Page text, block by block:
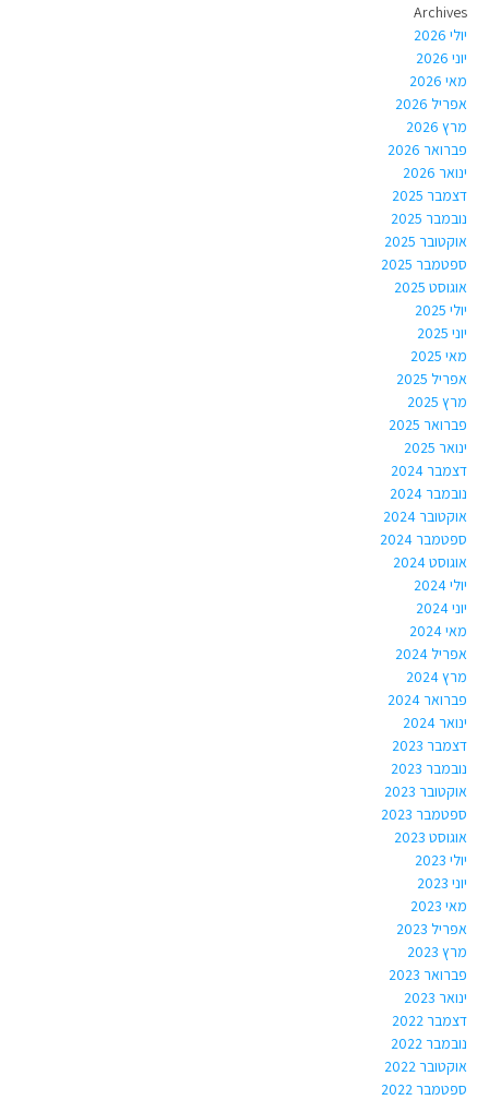
Archives
יולי 2026
יוני 2026
מאי 2026
אפריל 2026
מרץ 2026
פברואר 2026
ינואר 2026
דצמבר 2025
נובמבר 2025
אוקטובר 2025
ספטמבר 2025
אוגוסט 2025
יולי 2025
יוני 2025
מאי 2025
אפריל 2025
מרץ 2025
פברואר 2025
ינואר 2025
דצמבר 2024
נובמבר 2024
אוקטובר 2024
ספטמבר 2024
אוגוסט 2024
יולי 2024
יוני 2024
מאי 2024
אפריל 2024
מרץ 2024
פברואר 2024
ינואר 2024
דצמבר 2023
נובמבר 2023
אוקטובר 2023
ספטמבר 2023
אוגוסט 2023
יולי 2023
יוני 2023
מאי 2023
אפריל 2023
מרץ 2023
פברואר 2023
ינואר 2023
דצמבר 2022
נובמבר 2022
אוקטובר 2022
ספטמבר 2022